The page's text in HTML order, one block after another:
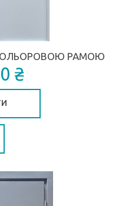
КОЛЬОРОВОЮ РАМОЮ
₴